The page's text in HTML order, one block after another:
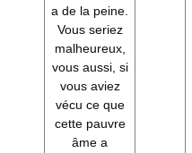
a de la peine.
Vous seriez
malheureux,
vous aussi, si
vous aviez
vécu ce que
cette pauvre
âme a